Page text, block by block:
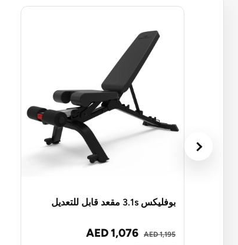
بوفليكس 3.1s مقعد قابل للتعديل
AED 1,076 AED 1,195